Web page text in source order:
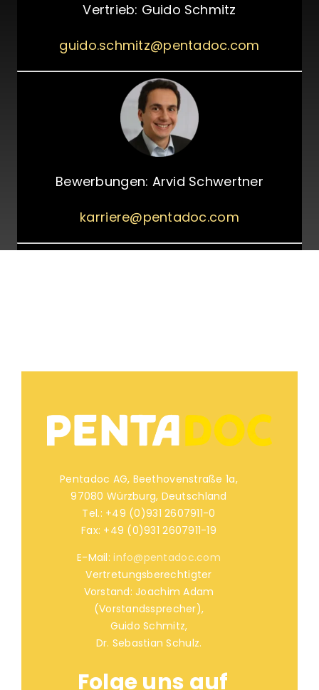
Vertrieb: Guido Schmitz
guido.schmitz@pentadoc.com
Bewerbungen: Arvid Schwertner
karriere@pentadoc.com
Pentadoc AG, Beethovenstraße 1a,
97080 Würzburg, Deutschland
Tel.: +49 (0)931 2607911-0
Fax: +49 (0)931 2607911-19
E-Mail:info@pentadoc.com
Vertretungsberechtigter
Vorstand: Joachim Adam
(Vorstandssprecher),
Guido Schmitz,
Dr. Sebastian Schulz.
Folge uns auf